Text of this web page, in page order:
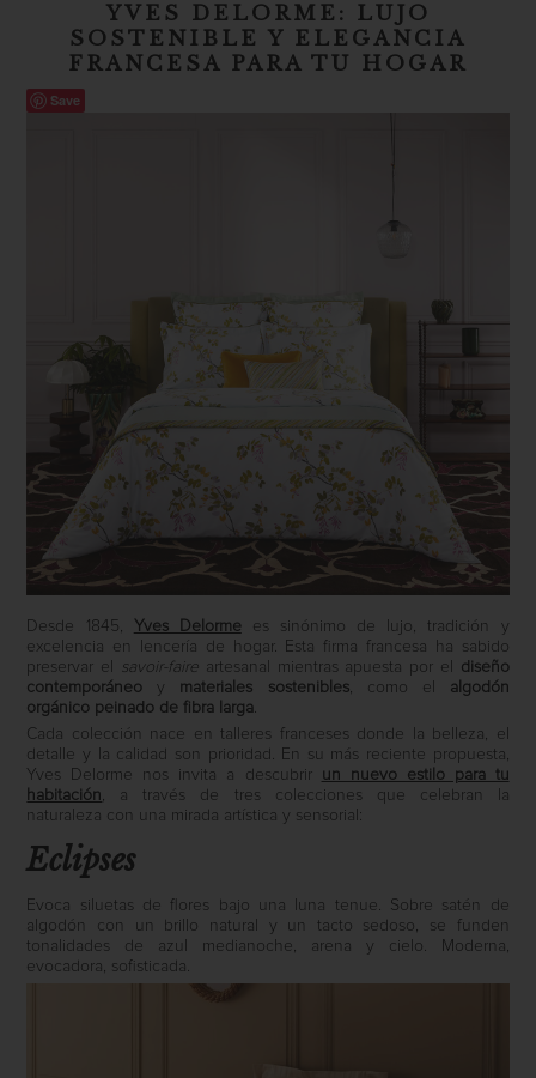
YVES DELORME: LUJO
SOSTENIBLE Y ELEGANCIA
FRANCESA PARA TU HOGAR
Save
Desde 1845, Yves Delormees sinónimo de lujo, tradición y
excelencia en lencería de hogar. Esta firma francesa ha sabido
preservar el savoir-faireartesanal mientras apuesta por el
diseño
contemporáneo y materiales sostenibles, como el
algodón
orgánico peinado de fibra larga.
Cada colección nace en talleres franceses donde la belleza, el
detalle y la calidad son prioridad. En su más reciente propuesta,
Yves Delorme nos invita a descubrir
un nuevo estilo para tu
habitación, a través de tres colecciones que celebran la
naturaleza con una mirada artística y sensorial:
Eclipses
Evoca siluetas de flores bajo una luna tenue. Sobre satén de
algodón con un brillo natural y un tacto sedoso, se funden
tonalidades de azul medianoche, arena y cielo. Moderna,
evocadora, sofisticada.